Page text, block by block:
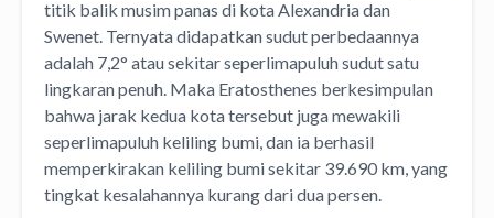
titik balik musim panas di kota Alexandria dan
Swenet. Ternyata didapatkan sudut perbedaannya
adalah 7,2° atau sekitar seperlimapuluh sudut satu
lingkaran penuh. Maka Eratosthenes berkesimpulan
bahwa jarak kedua kota tersebut juga mewakili
seperlimapuluh keliling bumi, dan ia berhasil
memperkirakan keliling bumi sekitar 39.690 km, yang
tingkat kesalahannya kurang dari dua persen.